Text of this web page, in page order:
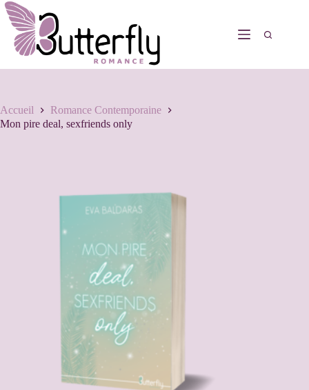
Accueil
Romance Contemporaine
Mon pire deal, sexfriends only